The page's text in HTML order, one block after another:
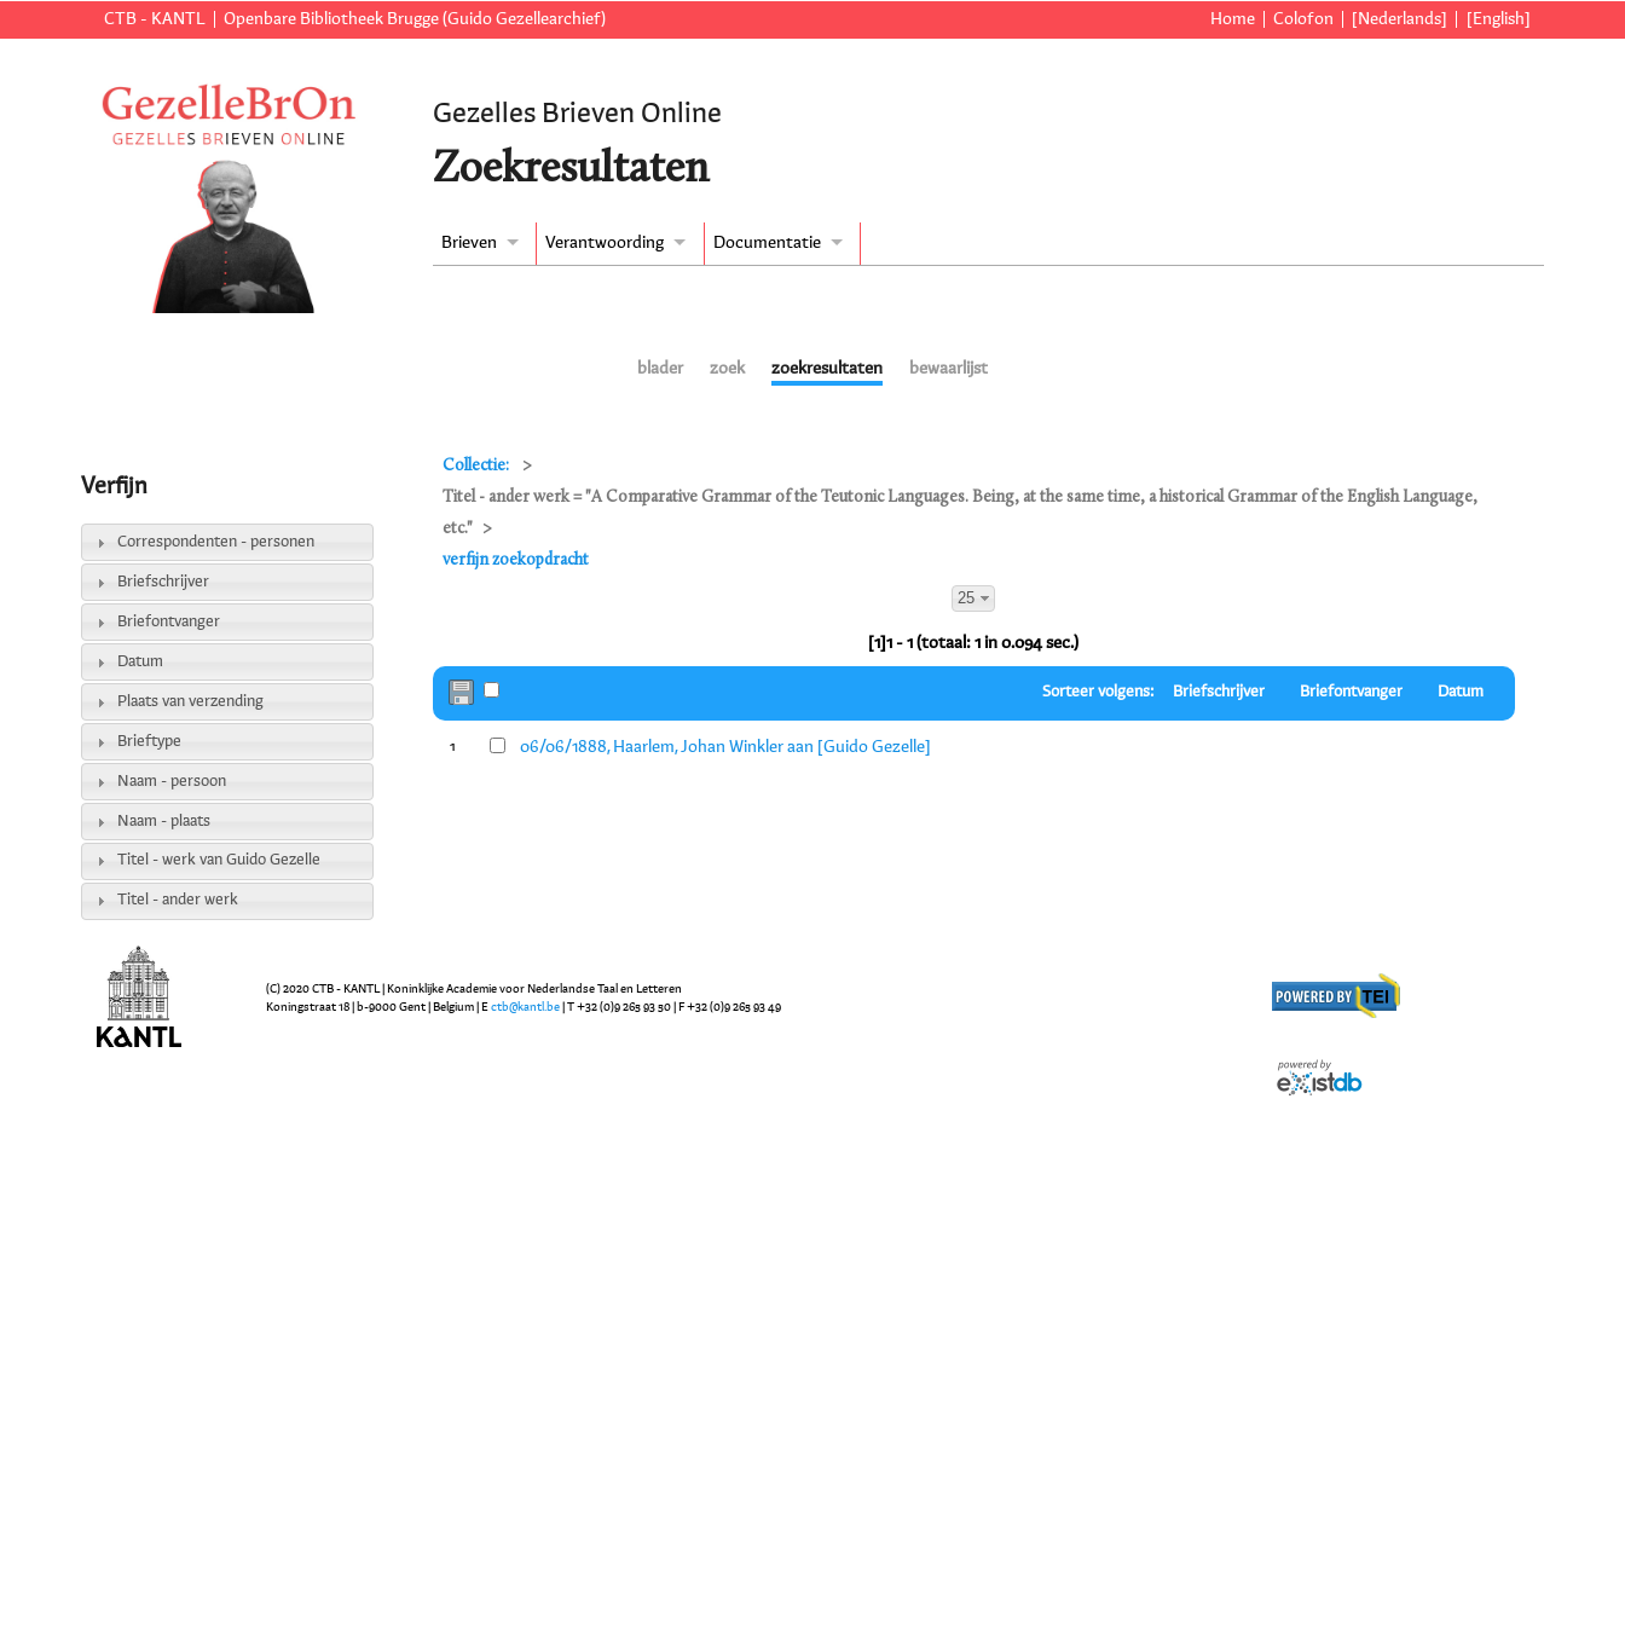
CTB - KANTL Openbare Bibliotheek Brugge (Guido Gezellearchief) Home Colofon [Nederlands] [English]
Gezelles Brieven Online
Zoekresultaten
Brieven Verantwoording Documentatie
blader zoek zoekresultaten bewaarlijst
Collectie:
Titel - ander werk = "A Comparative Grammar of the Teutonic Languages. Being, at the same time, a historical Grammar of the English Language,
etc."
verfijn zoekopdracht
25
[1]1 - 1 (totaal: 1 in 0.094 sec.)
Sorteer volgens: Briefschrijver Briefontvanger Datum
1 06/06/1888, Haarlem, Johan Winkler aan [Guido Gezelle]
Verfijn
Correspondenten - personen
Briefschrijver
Briefontvanger
Datum
Plaats van verzending
Brieftype
Naam - persoon
Naam - plaats
Titel - werk van Guido Gezelle
Titel - ander werk
(C) 2020 CTB - KANTL | Koninklijke Academie voor Nederlandse Taal en Letteren
Koningstraat 18 | b-9000 Gent | Belgium | Ectb@kantl.be | T +32 (0)9 265 93 50 | F +32 (0)9 265 93 49